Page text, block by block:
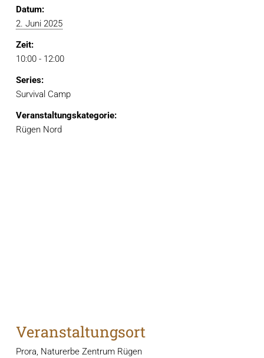
Datum:
2. Juni 2025
Zeit:
10:00 - 12:00
Series:
Survival Camp
Veranstaltungskategorie:
Rügen Nord
Veranstaltungsort
Prora, Naturerbe Zentrum Rügen